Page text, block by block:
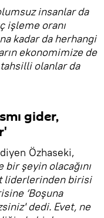
insanlar da
işleme oranı
kadar da herhangi
ekonomimize de
olanlar da
gider,
diyen Özhaseki,
şeyin olacağını
liderlerinden birisi
‘Boşuna
dedi. Evet, ne